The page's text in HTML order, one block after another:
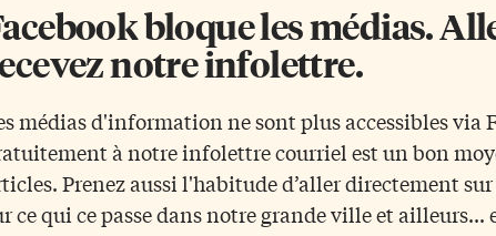
total. Cette portion de la
a été baptisée
en 2007 parce que, ces
tués en mission sont
en avion à Trenton,
ensuite être acheminés par la
au laboratoire du coroner
la rue Keele à Toronto. «Cet
rappellera aux […]
Leaf et Not Far From The Tree,
organisent périodiquement des
visites guidées des arbres
l’écorce, les feuilles et les fleurs
plusieurs de nos arbres peuvent
servir à produire des infusions,
qui demande tout de même un
certain savoir-faire, […]
bloque les médias.
notre infolettre.
médias d'information ne sont plus accessibles via
à notre infolettre courriel est un bon
Prenez aussi l'habitude d’aller directement
ce qui ce passe dans notre grande ville et ailleurs...